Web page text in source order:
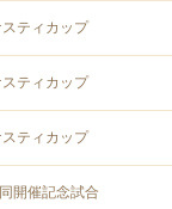
ティカップ
ティカップ
ティカップ
開催記念試合